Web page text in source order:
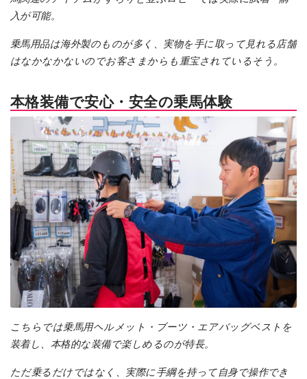
入が可能。
乗馬用品は海外製のものが多く、実物を手に取って見れる店舗
はなかなかないのでお客さまからも重宝されているそう。
本格装備で安心・安全の乗馬体験
こちらでは乗馬用ヘルメット・ブーツ・エアバッグベストを
装着し、本格的な装備で楽しめるのが特長。
ただ乗るだけではなく、実際に手綱を持って自身で操作でき